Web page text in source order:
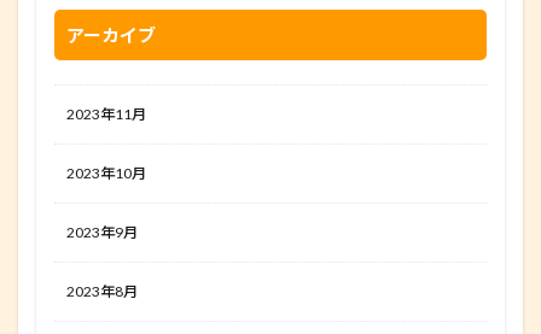
アーカイブ
2023年11月
2023年10月
2023年9月
2023年8月